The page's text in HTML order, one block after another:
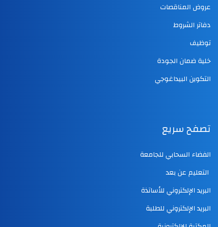
عروض المناقصات
دفاتر الشروط
توظيف
خلية ضمان الجودة
التكوين البيداغوجي
تصفح سريع
الفضاء السحابي للجامعة
التعليم عن بعد
البريد الإلكتروني للأساتذة
البريد الإلكتروني للطلبة